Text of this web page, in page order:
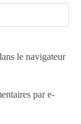
le navigateur
par e-